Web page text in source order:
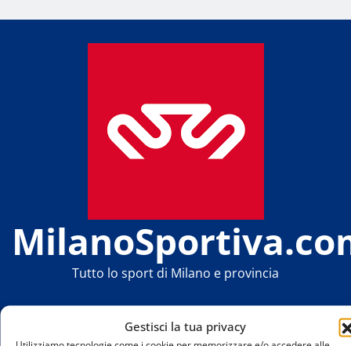
Gestisci la tua privacy
Tutto lo sport di Milano e provincia